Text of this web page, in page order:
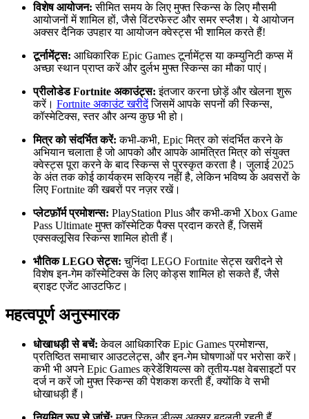
विशेष आयोजन: सीमित समय के लिए मुफ्त स्किन्स के लिए मौसमी
आयोजनों में शामिल हों, जैसे विंटरफेस्ट और समर स्प्लैश। ये आयोजन
अक्सर दैनिक उपहार या आयोजन क्वेस्ट्स भी शामिल करते हैं!
टूर्नामेंट्स: आधिकारिक Epic Games टूर्नामेंट्स या कम्युनिटी कप्स में
अच्छा स्थान प्राप्त करें और दुर्लभ मुफ्त स्किन्स का मौका पाएं।
प्रीलोडेड Fortnite अकाउंट्स: इंतजार करना छोड़ें और खेलना शुरू
करें। Fortnite अकाउंट खरीदेंजिसमें आपके सपनों की स्किन्स,
कॉस्मेटिक्स, स्तर और अन्य कुछ भी हो।
मित्र को संदर्भित करें: कभी-कभी, Epic मित्र को संदर्भित करने के
अभियान चलाता है जो आपको और आपके आमंत्रित मित्र को संयुक्त
क्वेस्ट्स पूरा करने के बाद स्किन्स से पुरस्कृत करता है। जुलाई 2025
के अंत तक कोई कार्यक्रम सक्रिय नहीं है, लेकिन भविष्य के अवसरों के
लिए Fortnite की खबरों पर नज़र रखें।
प्लेटफ़ॉर्म प्रमोशन्स: PlayStation Plus और कभी-कभी Xbox Game
Pass Ultimate मुफ्त कॉस्मेटिक पैक्स प्रदान करते हैं, जिसमें
एक्सक्लूसिव स्किन्स शामिल होती हैं।
भौतिक LEGO सेट्स: चुनिंदा LEGO Fortnite सेट्स खरीदने से
विशेष इन-गेम कॉस्मेटिक्स के लिए कोड्स शामिल हो सकते हैं, जैसे
ब्राइट एजेंट आउटफिट।
महत्वपूर्ण अनुस्मारक
धोखाधड़ी से बचें: केवल आधिकारिक Epic Games प्रमोशन्स,
प्रतिष्ठित समाचार आउटलेट्स, और इन-गेम घोषणाओं पर भरोसा करें।
कभी भी अपने Epic Games क्रेडेंशियल्स को तृतीय-पक्ष वेबसाइटों पर
दर्ज न करें जो मुफ्त स्किन्स की पेशकश करती हैं, क्योंकि वे सभी
धोखाधड़ी हैं।